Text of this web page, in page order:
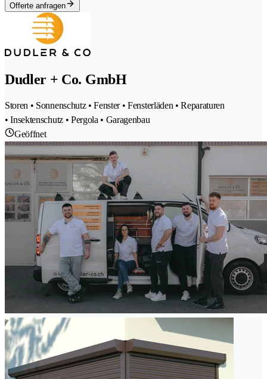
Offerte anfragen
Dudler + Co. GmbH
Storen • Sonnenschutz • Fenster • Fensterläden • Reparaturen
• Insektenschutz • Pergola • Garagenbau
Geöffnet